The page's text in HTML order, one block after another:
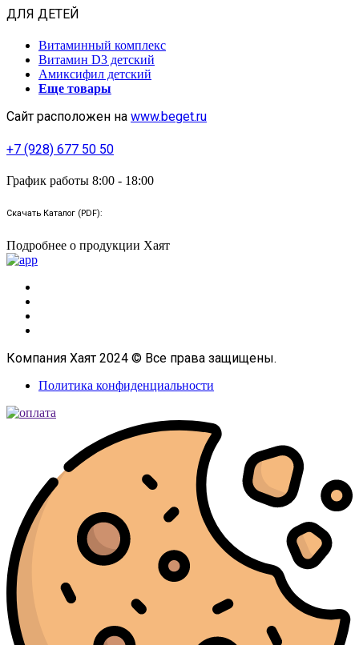
ДЛЯ ДЕТЕЙ
Витаминный комплекс
Витамин D3 детский
Амиксифил детский
Еще товары
Сайт расположен на www.beget.ru
+7 (928) 677 50 50
График работы 8:00 - 18:00
Скачать Каталог (PDF):
Подробнее о продукции Хаят
Компания Хаят 2024 © Все права защищены.
Политика конфиденциальности